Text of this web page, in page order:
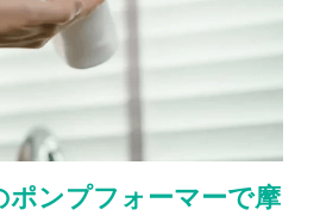
ンプフォーマーで摩